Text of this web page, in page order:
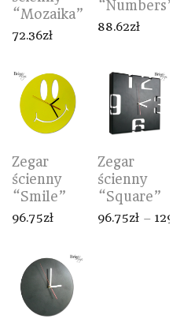
“Mozaika”
72.36zł
“Numbers”
88.62zł
Zegar
ścienny
“Smile”
96.75zł
Zegar
ścienny
“Square”
96.75zł– 129.27